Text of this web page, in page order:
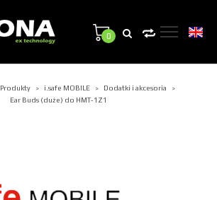
0
Produkty > i.safe MOBILE > Dodatki i akcesoria >
Ear Buds (duże) do HMT-1Z1